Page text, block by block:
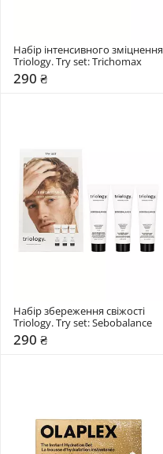
Набір інтенсивного зміцнення
Triology. Try set: Trichomax
290 ₴
Набір збереження свіжості
Triology. Try set: Sebobalance
290 ₴